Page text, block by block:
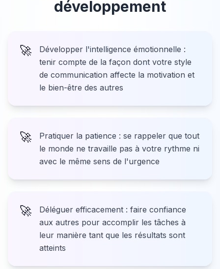
développement
🚀
Développer l'intelligence émotionnelle :
tenir compte de la façon dont votre style
de communication affecte la motivation et
le bien-être des autres
🚀
Pratiquer la patience : se rappeler que tout
le monde ne travaille pas à votre rythme ni
avec le même sens de l'urgence
🚀
Déléguer efficacement : faire confiance
aux autres pour accomplir les tâches à
leur manière tant que les résultats sont
atteints